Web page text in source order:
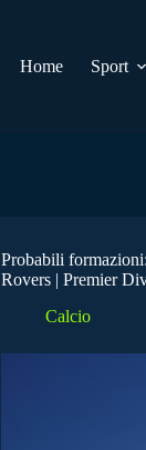
Home
Sport
Probabili
Rovers | Premier
Calcio